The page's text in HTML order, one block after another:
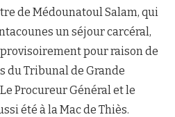
de Médounatoul Salam, qui
un séjour carcéral,
pour raison de
du Tribunal de Grande
Procureur Général et le
été à la Mac de Thiès.